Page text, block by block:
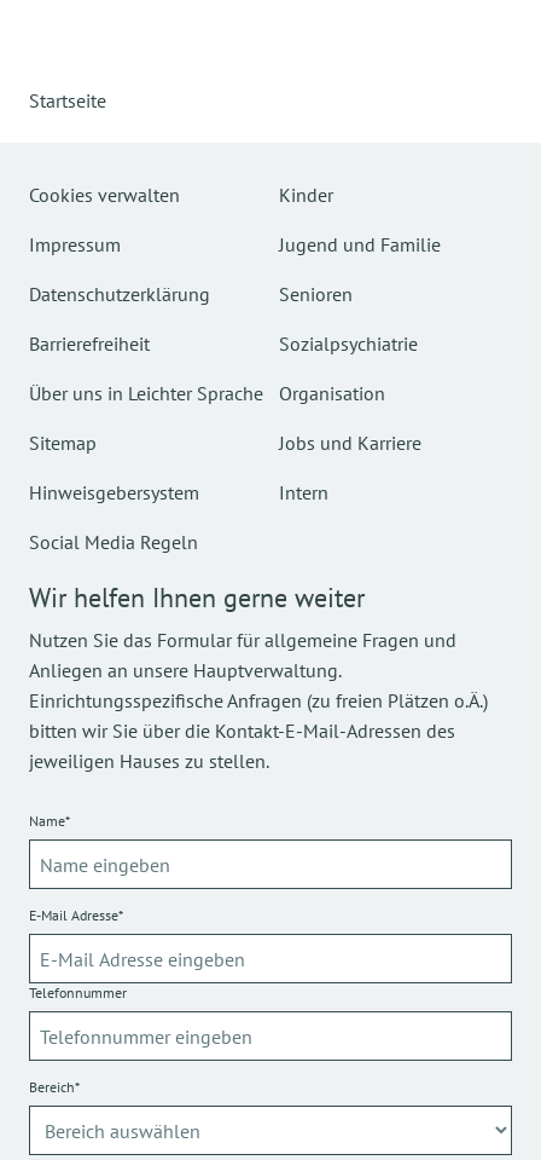
Startseite
Cookies verwalten
Impressum
Datenschutzerklärung
Barrierefreiheit
Über uns in Leichter Sprache
Sitemap
Hinweisgebersystem
Social Media Regeln
Kinder
Jugend und Familie
Senioren
Sozialpsychiatrie
Organisation
Jobs und Karriere
Intern
Wir helfen Ihnen gerne weiter
Nutzen Sie das Formular für allgemeine Fragen und
Anliegen an unsere Hauptverwaltung.
Einrichtungsspezifische Anfragen (zu freien Plätzen o.Ä.)
bitten wir Sie über die Kontakt-E-Mail-Adressen des
jeweiligen Hauses zu stellen.
Name*
E-Mail Adresse*
Telefonnummer
Bereich*